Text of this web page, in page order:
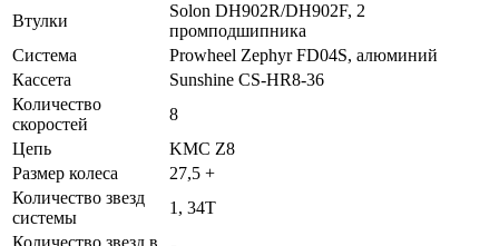
Втулки
Solon DH902R/DH902F, 2
промподшипника
Система
Prowheel Zephyr FD04S, алюминий
Кассета
Sunshine CS-HR8-36
Количество
скоростей
8
Цепь
KMC Z8
Размер колеса
27,5 +
Количество звезд
системы
1, 34Т